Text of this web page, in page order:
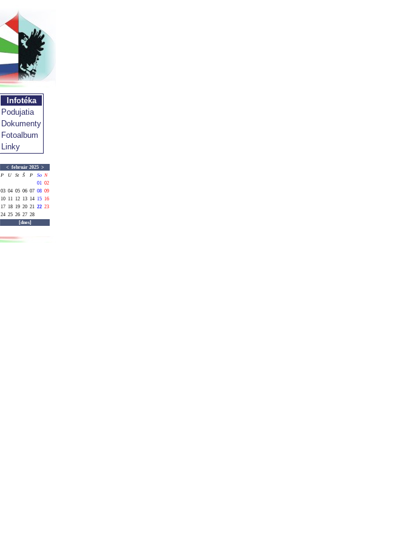
Infotéka
Podujatia
Dokumenty
Fotoalbum
Linky
< február 2025 >
P
U St Š P So N
01 02
03 04 05 06 07 08 09
10 11 12 13 14 15 16
17 18 19 20 21 22 23
24 25 26 27 28
[dnes]